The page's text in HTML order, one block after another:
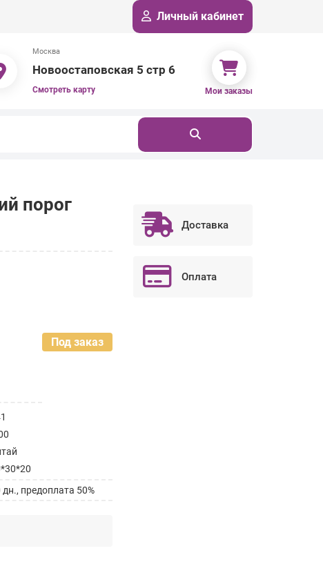
Личный кабинет
Москва
Новоостаповская 5 стр 6
Смотреть карту Мои заказы
порог
Под заказ
предоплата 50%
Доставка
Оплата